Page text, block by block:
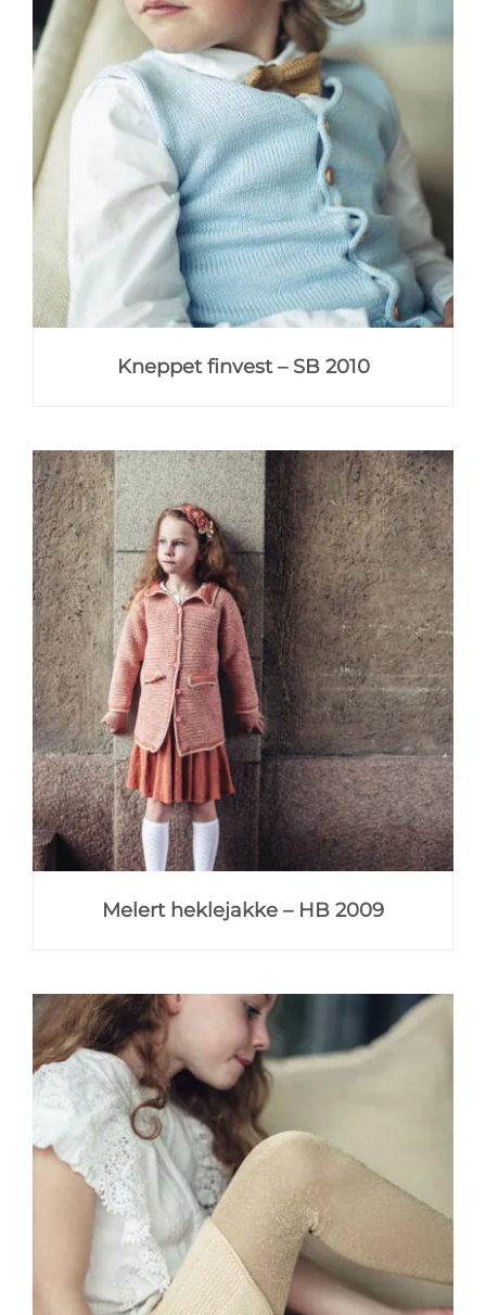
Kneppet finvest – SB 2010
Melert heklejakke – HB 2009